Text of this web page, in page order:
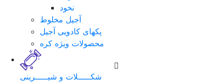
نخود
آجیل مخلوط
پکهای کادویی آجیل
محصولات ویژه کره
شکـــــلات و شیـــــرینی